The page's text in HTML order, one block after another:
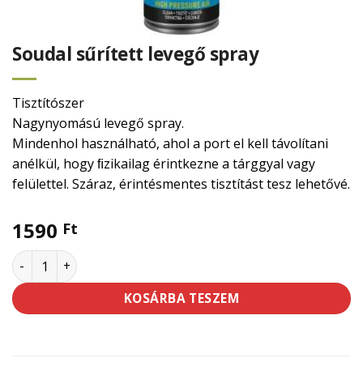
Soudal sűrített levegő spray
Tisztítószer
Nagynyomású levegő spray.
Mindenhol használható, ahol a port el kell távolítani
anélkül, hogy ﬁzikailag érintkezne a tárggyal vagy
felülettel. Száraz, érintésmentes tisztítást tesz lehetővé.
1590 Ft
Soudal sűrített levegő spray mennyiség
KOSÁRBA TESZEM